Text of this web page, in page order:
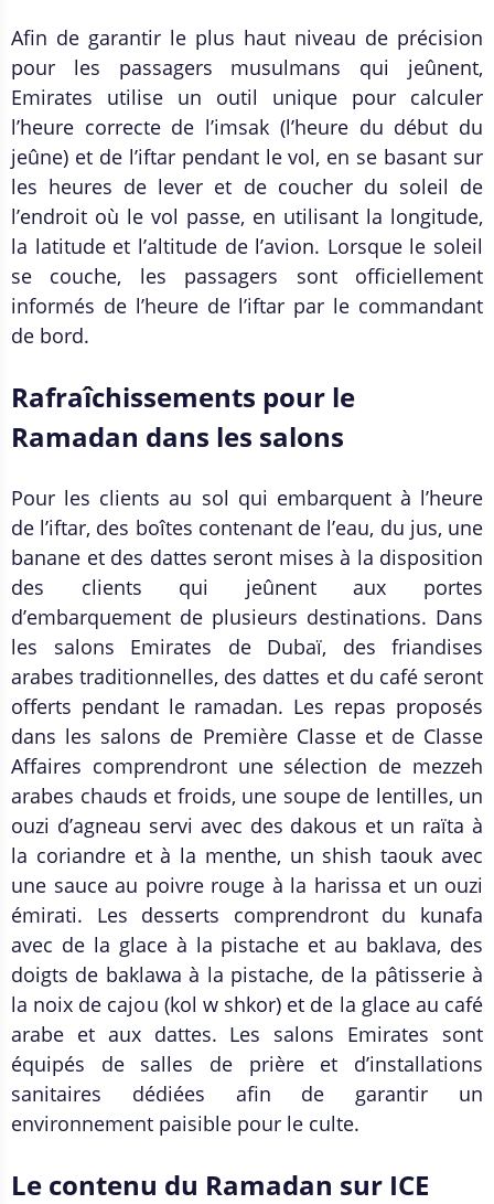
Afin de garantir le plus haut niveau de précision
pour les passagers musulmans qui jeûnent,
Emirates utilise un outil unique pour calculer
l’heure correcte de l’imsak (l’heure du début du
jeûne) et de l’iftar pendant le vol, en se basant sur
les heures de lever et de coucher du soleil de
l’endroit où le vol passe, en utilisant la longitude,
la latitude et l’altitude de l’avion. Lorsque le soleil
se couche, les passagers sont officiellement
informés de l’heure de l’iftar par le commandant
de bord.
Rafraîchissements pour le
Ramadan dans les salons
Pour les clients au sol qui embarquent à l’heure
de l’iftar, des boîtes contenant de l’eau, du jus, une
banane et des dattes seront mises à la disposition
des clients qui jeûnent aux portes
d’embarquement de plusieurs destinations. Dans
les salons Emirates de Dubaï, des friandises
arabes traditionnelles, des dattes et du café seront
offerts pendant le ramadan. Les repas proposés
dans les salons de Première Classe et de Classe
Affaires comprendront une sélection de mezzeh
arabes chauds et froids, une soupe de lentilles, un
ouzi d’agneau servi avec des dakous et un raïta à
la coriandre et à la menthe, un shish taouk avec
une sauce au poivre rouge à la harissa et un ouzi
émirati. Les desserts comprendront du kunafa
avec de la glace à la pistache et au baklava, des
doigts de baklawa à la pistache, de la pâtisserie à
la noix de cajou (kol w shkor) et de la glace au café
arabe et aux dattes. Les salons Emirates sont
équipés de salles de prière et d’installations
sanitaires dédiées afin de garantir un
environnement paisible pour le culte.
Le contenu du Ramadan sur ICE